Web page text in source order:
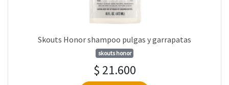
Skouts Honor shampoo pulgas y garrapatas
skouts honor
$ 21.600